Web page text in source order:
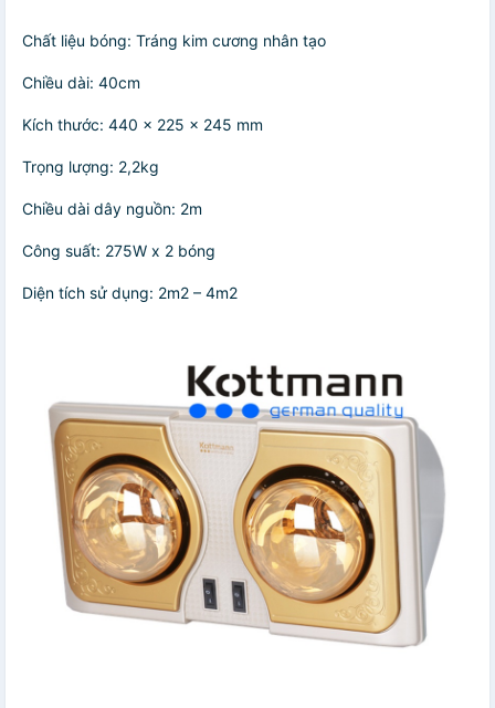
Chất liệu bóng: Tráng kim cương nhân tạo
Chiều dài: 40cm
Kích thước: 440 x 225 x 245 mm
Trọng lượng: 2,2kg
Chiều dài dây nguồn: 2m
Công suất: 275W x 2 bóng
Diện tích sử dụng: 2m2 – 4m2